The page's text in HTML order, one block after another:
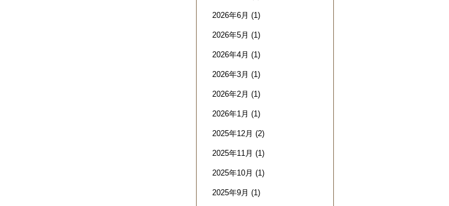
2026年6月 (1)
2026年5月 (1)
2026年4月 (1)
2026年3月 (1)
2026年2月 (1)
2026年1月 (1)
2025年12月 (2)
2025年11月 (1)
2025年10月 (1)
2025年9月 (1)